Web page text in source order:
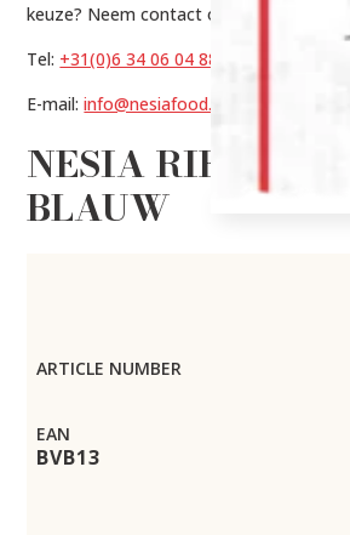
keuze? Neem contact op met onze
Tel: +31(0)6 34 06 04 88
E-mail:info@nesiafood.nl
NESIA RIETEN
BLAUW
ARTICLE NUMBER
EAN
BVB13